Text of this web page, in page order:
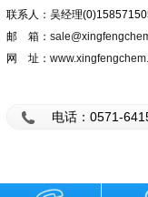
联系人：吴经理
邮 箱：
网 址：
电话：0571-